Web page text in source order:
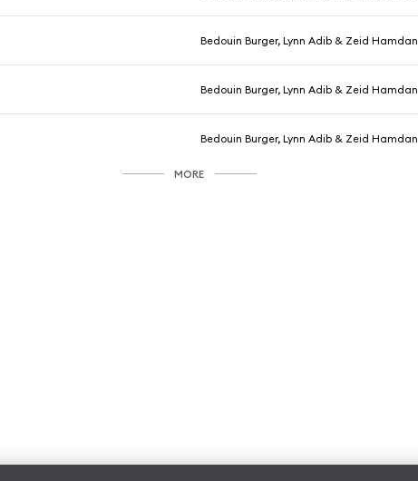
Bedouin Burger, Lynn Adib & Zeid Hamdan
Bedouin Burger, Lynn Adib & Zeid Hamdan
Bedouin Burger, Lynn Adib & Zeid Hamdan
MORE